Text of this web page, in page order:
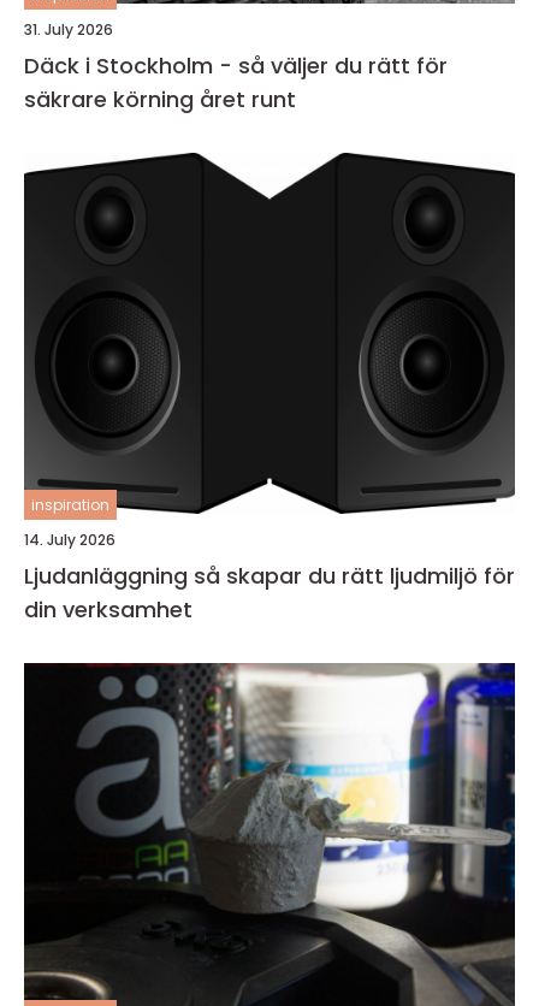
31. July 2026
Däck i Stockholm - så väljer du rätt för
säkrare körning året runt
inspiration
14. July 2026
Ljudanläggning så skapar du rätt ljudmiljö för
din verksamhet